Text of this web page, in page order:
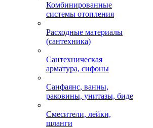
Комбинированные
системы отопления
Расходные материалы
(сантехника)
Сантехническая
арматура, сифоны
Санфаянс, ванны,
раковины, унитазы, биде
Смесители, лейки,
шланги